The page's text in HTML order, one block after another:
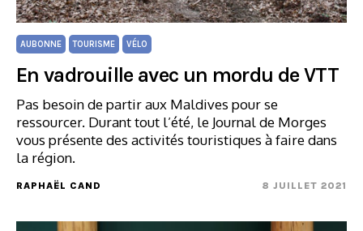
AUBONNE TOURISME VÉLO
En vadrouille avec un mordu de VTT
Pas besoin de partir aux Maldives pour se
ressourcer. Durant tout l’été, le Journal de Morges
vous présente des activités touristiques à faire dans
la région.
RAPHAËL CAND 8 JUILLET 2021